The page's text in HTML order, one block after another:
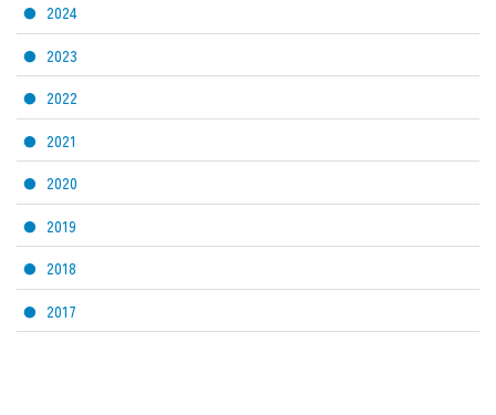
2024
2023
2022
2021
2020
2019
2018
2017